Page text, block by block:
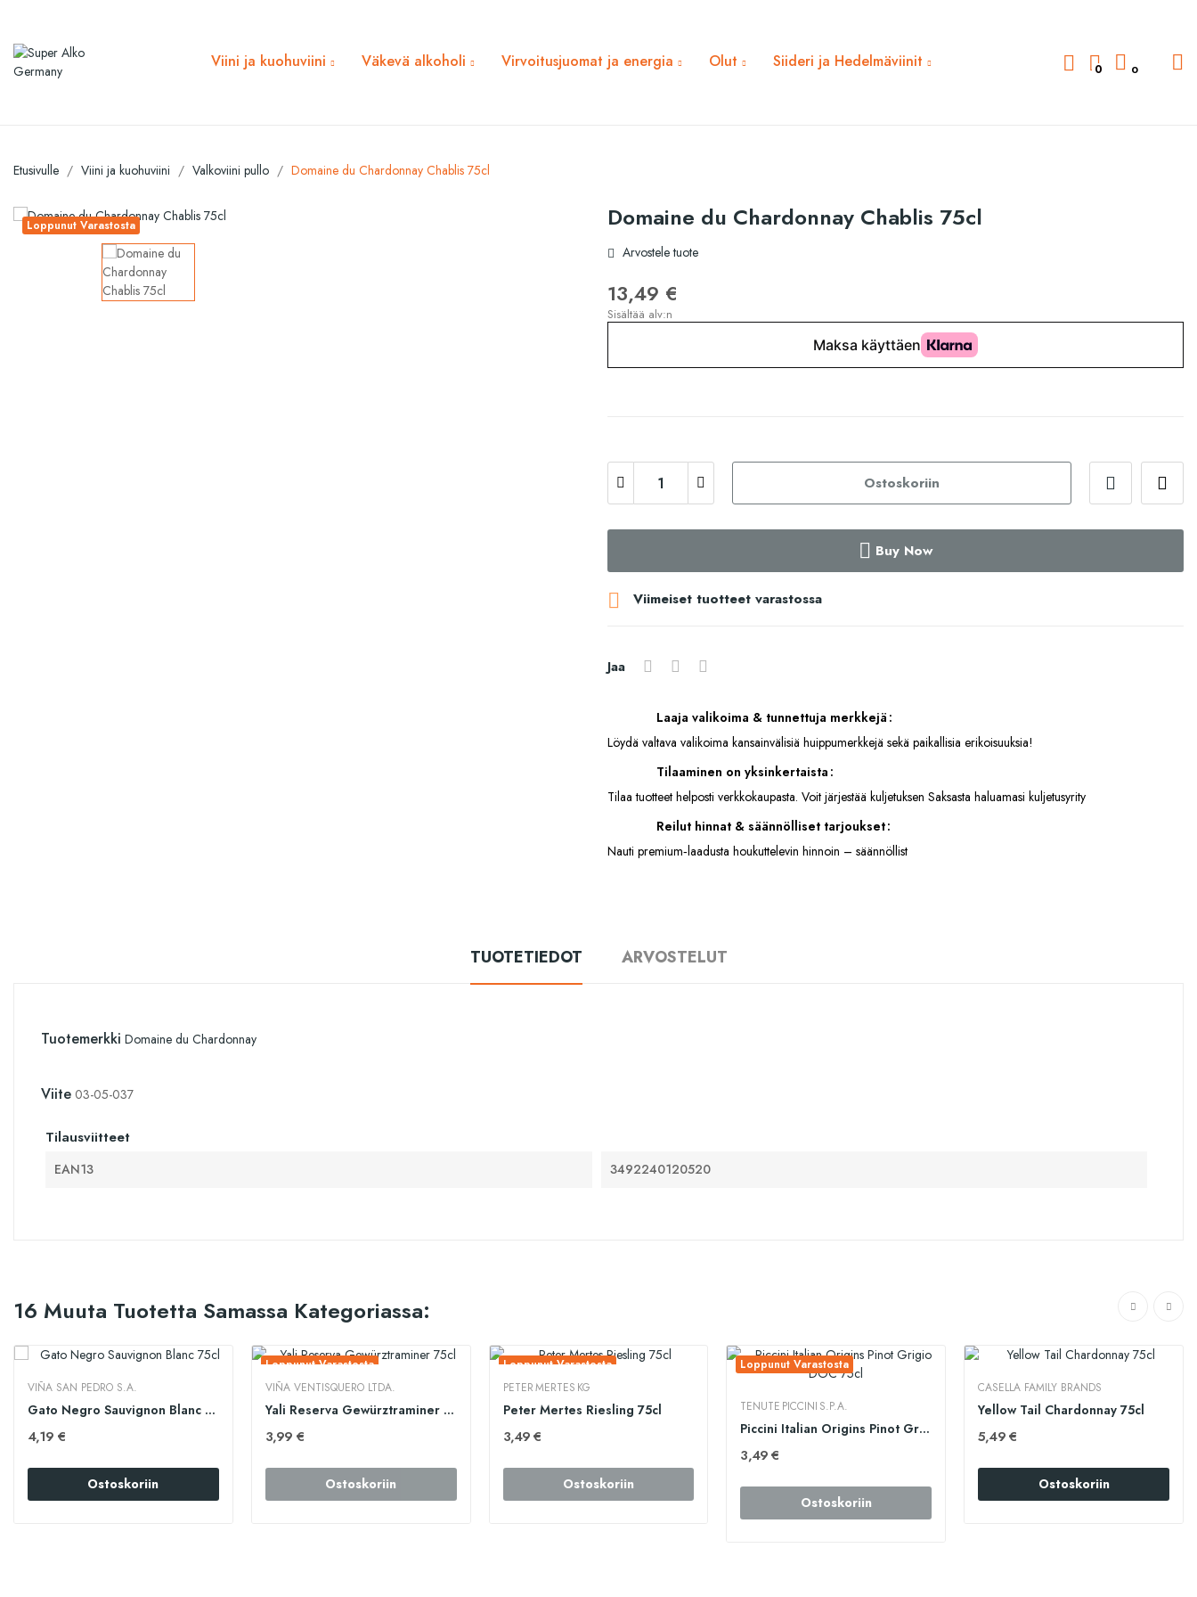
Viini ja kuohuviini Väkevä alkoholi Virvoitusjuomat ja energia Olut Siideri ja Hedelmäviinit 0 0
Etusivulle Viini ja kuohuviini Valkoviini pullo Domaine du Chardonnay Chablis 75cl
Loppunut Varastosta Domaine du Chardonnay Chablis 75cl
Arvostele tuote
13,49 €
Sisältää alv:n
Ostoskoriin
Buy Now
 Viimeiset tuotteet varastossa
Jaa
Laaja valikoima & tunnettuja merkkejä
Löydä valtava valikoima kansainvälisiä huippumerkkejä sekä paikallisia erikoisuuksia!
Tilaaminen on yksinkertaista
Tilaa tuotteet helposti verkkokaupasta. Voit järjestää kuljetuksen Saksasta haluamasi kuljetusyrity
Reilut hinnat & säännölliset tarjoukset
Nauti premium‑laadusta houkuttelevin hinnoin – säännöllist
TUOTETIEDOT ARVOSTELUT
Tuotemerkki Domaine du Chardonnay
Viite 03-05-037
Tilausviitteet
EAN13 3492240120520
16 Muuta Tuotetta Samassa Kategoriassa:
VIÑA SAN PEDRO S.A.
Gato Negro Sauvignon Blanc 75cl
4,19 €
Ostoskoriin
Loppunut Varastosta
VIÑA VENTISQUERO LTDA.
Yali Reserva Gewürztraminer 75cl
3,99 €
Ostoskoriin
Loppunut Varastosta
PETER MERTES KG
Peter Mertes Riesling 75cl
3,49 €
Ostoskoriin
Loppunut Varastosta
TENUTE PICCINI S.P.A.
Piccini Italian Origins Pinot Grigio DOC 75cl
3,49 €
Ostoskoriin
CASELLA FAMILY BRANDS
Yellow Tail Chardonnay 75cl
5,49 €
Ostoskoriin